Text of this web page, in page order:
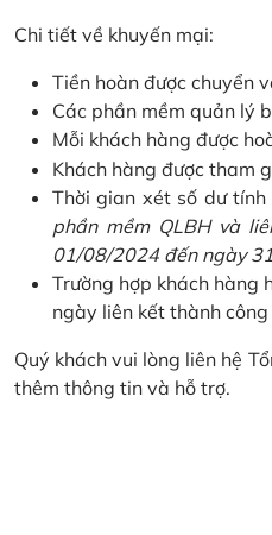
Chi tiết về khuyến mại:
Tiền hoàn được chuyển
Các phần mềm quản lý
Mỗi khách hàng được
Khách hàng được tham
Thời gian xét số dư
phần mềm QLBH và
01/08/2024 đến ngày
Trường hợp khách hàng
ngày liên kết thành
Quý khách vui lòng liên hệ
thêm thông tin và hỗ trợ.